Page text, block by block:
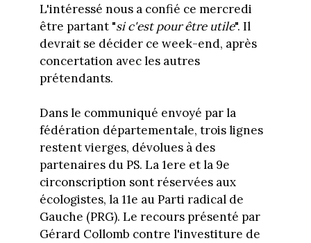
L'intéressé nous a confié ce mercredi
être partant "si c'est pour être utile". Il
devrait se décider ce week-end, après
concertation avec les autres
prétendants.
Dans le communiqué envoyé par la
fédération départementale, trois lignes
restent vierges, dévolues à des
partenaires du PS. La 1ere et la 9e
circonscription sont réservées aux
écologistes, la 11e au Parti radical de
Gauche (PRG). Le recours présenté par
Gérard Collomb contre l'investiture de